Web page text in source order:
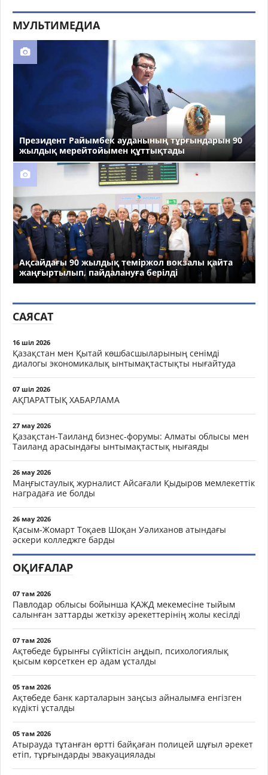
МУЛЬТИМЕДИА
Президент Райымбек ауданының тұрғындарын 90
жылдық мерейтойымен құттықтады
Ақсайдағы 90 жылдық теміржол вокзалы қайта
жаңғыртылып, пайдалануға берілді
САЯСАТ
16 шіл 2026
Қазақстан мен Қытай көшбасшыларының сенімді
диалогы экономикалық ынтымақтастықты нығайтуда
07 шіл 2026
АҚПАРАТТЫҚ ХАБАРЛАМА
27 мау 2026
Қазақстан-Таиланд бизнес-форумы: Алматы облысы мен
Таиланд арасындағы ынтымақтастық нығаяды
26 мау 2026
Маңғыстаулық журналист Айсағали Қыдыров мемлекеттік
наградаға ие болды
26 мау 2026
Қасым-Жомарт Тоқаев Шоқан Уәлиханов атындағы
әскери колледжге барды
ОҚИҒАЛАР
07 там 2026
Павлодар облысы бойынша ҚАЖД мекемесіне тыйым
салынған заттарды жеткізу әрекеттерінің жолы кесілді
07 там 2026
Ақтөбеде бұрынғы сүйіктісін аңдып, психологиялық
қысым көрсеткен ер адам ұсталды
05 там 2026
Ақтөбеде банк карталарын заңсыз айналымға енгізген
күдікті ұсталды
05 там 2026
Атырауда тұтанған өртті байқаған полицей шұғыл әрекет
етіп, тұрғындарды эвакуациялады